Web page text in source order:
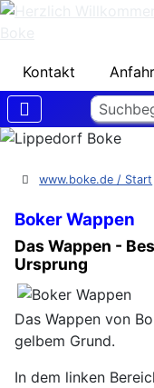
Suchen
Kontakt
www.boke.de / Start
Boker Wappen
Das Wappen -
Ursprung
Das Wappen von
gelbem Grund.
In dem linken